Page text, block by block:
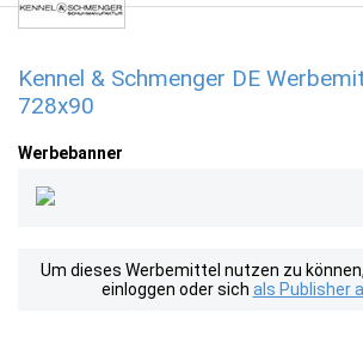
Kennel & Schmenger DE
728x90
Werbebanner
Um dieses Werbemittel nutzen zu
einloggen oder sich als Publisher